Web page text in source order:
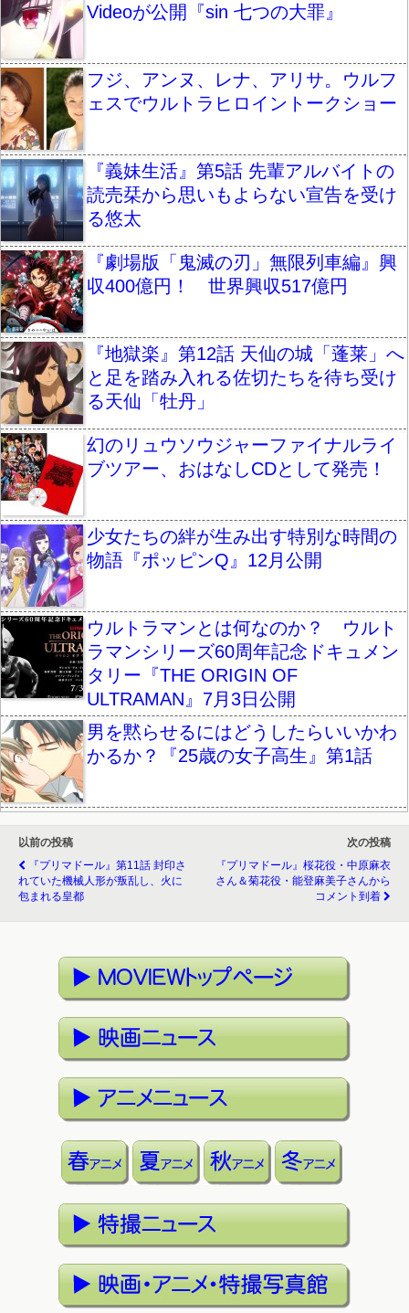
Videoが公開『sin 七つの大罪』
フジ、アンヌ、レナ、アリサ。ウルフ
ェスでウルトラヒロイントークショー
『義妹生活』第5話 先輩アルバイトの
読売栞から思いもよらない宣告を受け
る悠太
『劇場版「鬼滅の刃」無限列車編』興
収400億円！ 世界興収517億円
『地獄楽』第12話 天仙の城「蓬莱」へ
と足を踏み入れる佐切たちを待ち受け
る天仙「牡丹」
幻のリュウソウジャーファイナルライ
ブツアー、おはなしCDとして発売！
少女たちの絆が生み出す特別な時間の
物語『ポッピンQ』12月公開
ウルトラマンとは何なのか？ ウルト
ラマンシリーズ60周年記念ドキュメン
タリー『THE ORIGIN OF
ULTRAMAN』7月3日公開
男を黙らせるにはどうしたらいいかわ
かるか？『25歳の女子高生』第1話
以前の投稿
『プリマドール』第11話 封印さ
れていた機械人形が叛乱し、火に
包まれる皇都
次の投稿
『プリマドール』桜花役・中原麻衣
さん＆菊花役・能登麻美子さんから
コメント到着